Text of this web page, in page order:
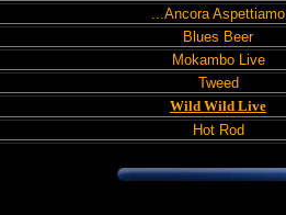
...Ancora Aspettiamo
Blues Beer
Mokambo Live
Tweed
Wild Wild Live
Hot Rod